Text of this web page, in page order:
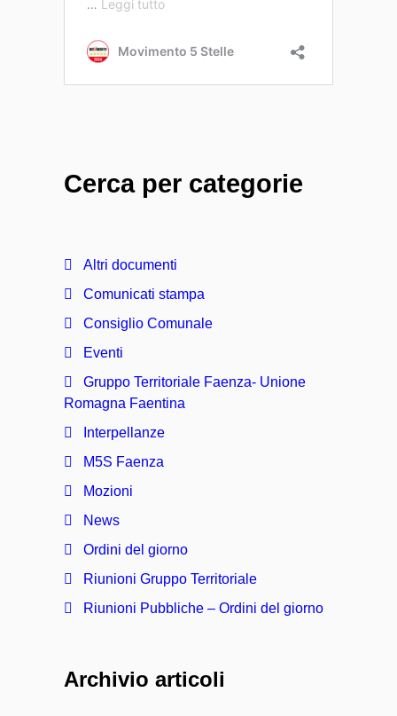
Cerca per categorie
Altri documenti
Comunicati stampa
Consiglio Comunale
Eventi
Gruppo Territoriale Faenza- Unione
Romagna Faentina
Interpellanze
M5S Faenza
Mozioni
News
Ordini del giorno
Riunioni Gruppo Territoriale
Riunioni Pubbliche – Ordini del giorno
Archivio articoli